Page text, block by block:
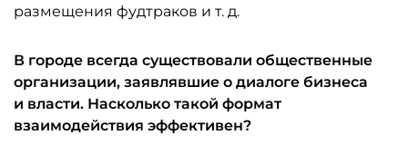
размещения фудтраков и т. д.
В городе всегда существовали общественные
организации, заявлявшие о диалоге бизнеса
и власти. Насколько такой формат
взаимодействия эффективен?